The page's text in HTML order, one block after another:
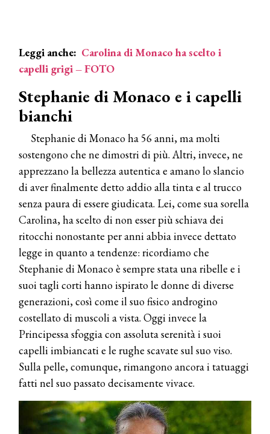
Leggi anche: Carolina di Monaco ha scelto i
capelli grigi – FOTO
Stephanie di Monaco e i capelli
bianchi
Stephanie di Monaco ha 56 anni, ma molti
sostengono che ne dimostri di più. Altri, invece, ne
apprezzano la bellezza autentica e amano lo slancio
di aver finalmente detto addio alla tinta e al trucco
senza paura di essere giudicata. Lei, come sua sorella
Carolina, ha scelto di non esser più schiava dei
ritocchi nonostante per anni abbia invece dettato
legge in quanto a tendenze: ricordiamo che
Stephanie di Monaco è sempre stata una ribelle e i
suoi tagli corti hanno ispirato le donne di diverse
generazioni, così come il suo fisico androgino
costellato di muscoli a vista. Oggi invece la
Principessa sfoggia con assoluta serenità i suoi
capelli imbiancati e le rughe scavate sul suo viso.
Sulla pelle, comunque, rimangono ancora i tatuaggi
fatti nel suo passato decisamente vivace.